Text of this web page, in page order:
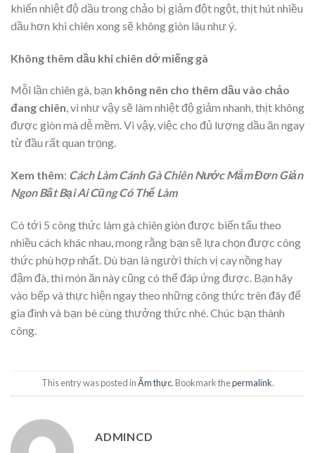
khiến nhiệt độ dầu trong chảo bị giảm đột ngột, thịt hút nhiều
dầu hơn khi chiên xong sẽ không giòn lâu như ý.
Không thêm dầu khi chiên dở miếng gà
Mỗi lần chiên gà, bạn không nên cho thêm dầu vào chảo
đang chiên, vì như vậy sẽ làm nhiệt độ giảm nhanh, thịt không
được giòn mà dễ mềm. Vì vậy, việc cho đủ lượng dầu ăn ngay
từ đầu rất quan trọng.
Xem thêm: Cách Làm Cánh Gà Chiên Nước Mắm Đơn Giản
Ngon Bất Bại Ai Cũng Có Thể Làm
Có tới 5 công thức làm gà chiên giòn được biến tấu theo
nhiều cách khác nhau, mong rằng bạn sẽ lựa chọn được công
thức phù hợp nhất. Dù bạn là người thích vị cay nồng hay
đậm đà, thì món ăn này cũng có thể đáp ứng được. Bạn hãy
vào bếp và thực hiện ngay theo những công thức trên đây để
gia đình và bạn bè cùng thưởng thức nhé. Chúc bạn thành
công.
This entry was posted inẨm thực. Bookmark thepermalink.
ADMINCD